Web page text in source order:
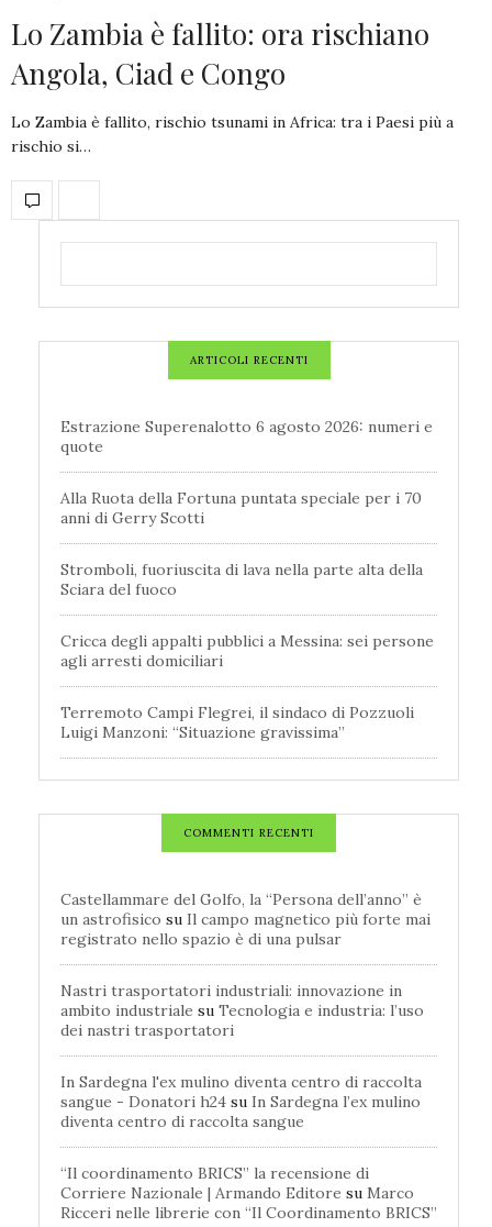
Lo Zambia è fallito: ora rischiano
Angola, Ciad e Congo
Lo Zambia è fallito, rischio tsunami in Africa: tra i Paesi più a
rischio si…
ARTICOLI RECENTI
Estrazione Superenalotto 6 agosto 2026: numeri e
quote
Alla Ruota della Fortuna puntata speciale per i 70
anni di Gerry Scotti
Stromboli, fuoriuscita di lava nella parte alta della
Sciara del fuoco
Cricca degli appalti pubblici a Messina: sei persone
agli arresti domiciliari
Terremoto Campi Flegrei, il sindaco di Pozzuoli
Luigi Manzoni: “Situazione gravissima”
COMMENTI RECENTI
Castellammare del Golfo, la “Persona dell’anno” è
un astrofisico su Il campo magnetico più forte mai
registrato nello spazio è di una pulsar
Nastri trasportatori industriali: innovazione in
ambito industriale su Tecnologia e industria: l’uso
dei nastri trasportatori
In Sardegna l'ex mulino diventa centro di raccolta
sangue - Donatori h24 su In Sardegna l’ex mulino
diventa centro di raccolta sangue
“Il coordinamento BRICS” la recensione di
Corriere Nazionale | Armando Editore su Marco
Ricceri nelle librerie con “Il Coordinamento BRICS”